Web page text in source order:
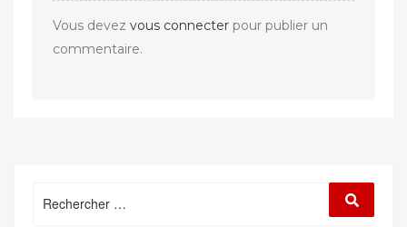
Vous devez vous connecterpour publier un
commentaire.